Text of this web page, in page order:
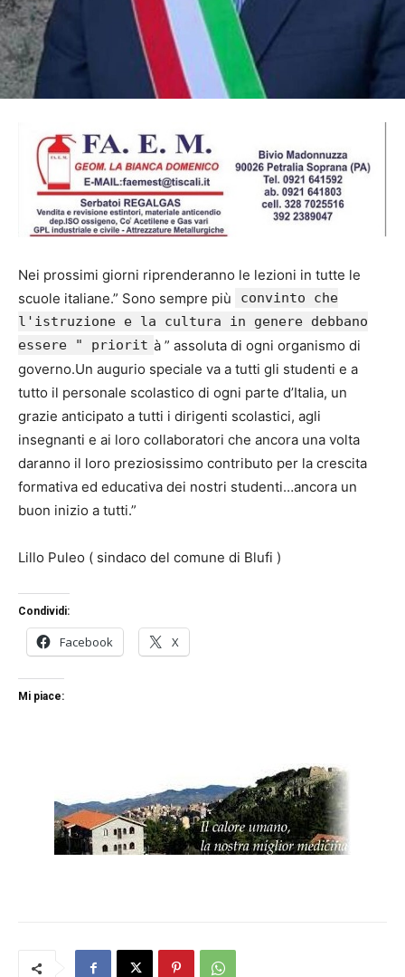
Nei prossimi giorni riprenderanno le lezioni in tutte le
scuole italiane.” Sono sempre più
convinto che
l'istruzione e la cultura in genere debbano
essere " priorit à ” assoluta di ogni organismo di
governo.Un augurio speciale va a tutti gli studenti e a
tutto il personale scolastico di ogni parte d’Italia, un
grazie anticipato a tutti i dirigenti scolastici, agli
insegnanti e ai loro collaboratori che ancora una volta
daranno il loro preziosissimo contributo per la crescita
formativa ed educativa dei nostri studenti…ancora un
buon inizio a tutti.”
Lillo Puleo ( sindaco del comune di Blufi )
Condividi:
Facebook X
Mi piace: